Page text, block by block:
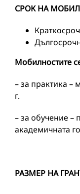
СРОК НА
Мобилностите
– за практика
г.
– за обучение –
академичната
РАЗМЕР НА